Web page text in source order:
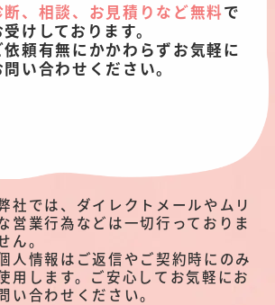
断、相談、お見積りなど無料で
受けしております。
依頼有無にかかわらずお気軽に
問い合わせください。
社では、ダイレクトメールやムリ
営業行為などは一切行っておりま
ん。
人情報はご返信やご契約時にのみ
用します。ご安心してお気軽にお
い合わせください。